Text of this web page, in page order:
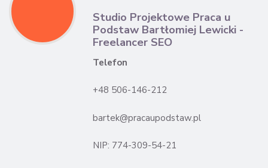
Studio Projektowe Praca u
Podstaw Bartłomiej Lewicki -
Freelancer SEO
Telefon
+48 506-146-212
bartek@pracaupodstaw.pl
NIP: 774-309-54-21